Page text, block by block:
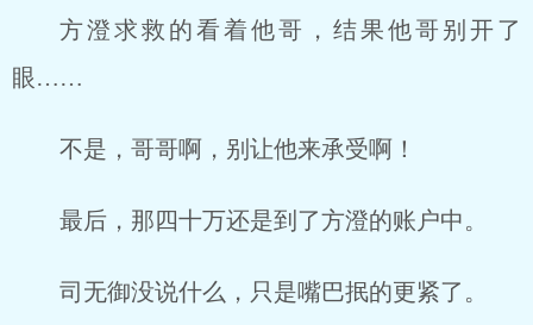
方澄求救的看着他哥，结果他哥别开了
眼……
不是，哥哥啊，别让他来承受啊！
最后，那四十万还是到了方澄的账户中。
司无御没说什么，只是嘴巴抿的更紧了。